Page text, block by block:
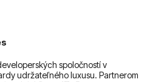
spoločností v
udržateľného luxusu. Partnerom